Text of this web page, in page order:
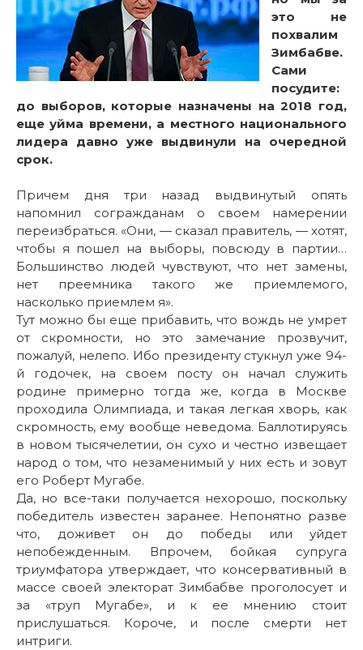
это не
похвалим
Зимбабве.
Сами
посудите:
до выборов, которые назначены на 2018 год,
еще уйма времени, а местного национального
лидера давно уже выдвинули на очередной
срок.
Причем дня три назад выдвинутый опять
напомнил согражданам о своем намерении
переизбраться. «Они, — сказал правитель, — хотят,
чтобы я пошел на выборы, повсюду в партии…
Большинство людей чувствуют, что нет замены,
нет преемника такого же приемлемого,
насколько приемлем я».
Тут можно бы еще прибавить, что вождь не умрет
от скромности, но это замечание прозвучит,
пожалуй, нелепо. Ибо президенту стукнул уже 94-
й годочек, на своем посту он начал служить
родине примерно тогда же, когда в Москве
проходила Олимпиада, и такая легкая хворь, как
скромность, ему вообще неведома. Баллотируясь
в новом тысячелетии, он сухо и честно извещает
народ о том, что незаменимый у них есть и зовут
его Роберт Мугабе.
Да, но все-таки получается нехорошо, поскольку
победитель известен заранее. Непонятно разве
что, доживет он до победы или уйдет
непобежденным. Впрочем, бойкая супруга
триумфатора утверждает, что консервативный в
массе своей электорат Зимбабве проголосует и
за «труп Мугабе», и к ее мнению стоит
прислушаться. Короче, и после смерти нет
интриги.